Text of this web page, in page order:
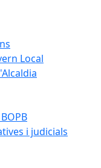
Local
i judicials